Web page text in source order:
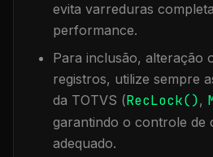
evita varreduras
performance.
Para inclusão, alteração
registros, utilize sempre
da TOTVS (RecLock(),
garantindo o controle de
adequado.